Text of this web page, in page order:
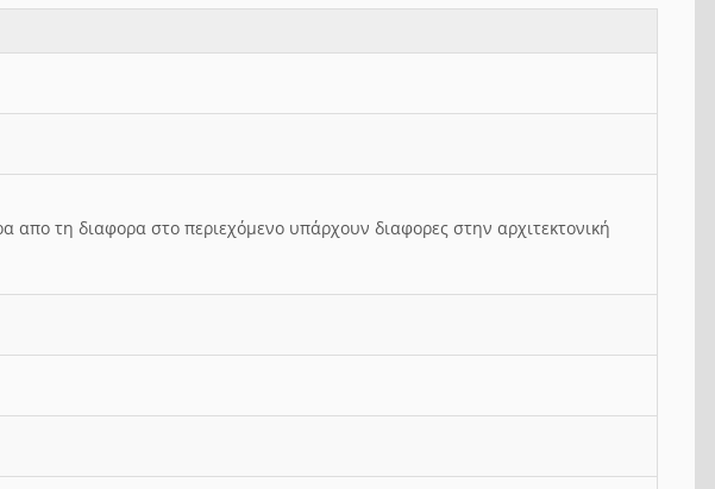
τη διαφορα στο περιεχόμενο υπάρχουν διαφορες στην αρχιτεκτονική